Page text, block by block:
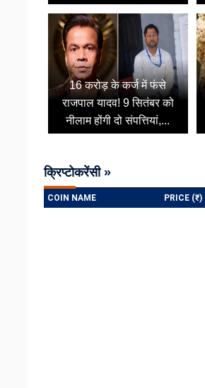
16 करोड़ के कर्ज में फंसे
राजपाल यादव! 9 सितंबर को
नीलाम होंगी दो संपत्तियां,...
क्रिप्टोकरेंसी »